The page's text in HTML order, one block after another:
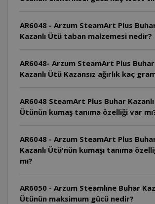
AR6048 - Arzum SteamArt Plus
Kazanlı Ütü taban malzemesi nedir?
AR6048- Arzum SteamArt Plus Buhar
Kazanlı Ütü Kazansız ağırlık kaç
AR6048 SteamArt Plus Buhar Kazanlı
Ütünün kumaş tanıma özelliği var
AR6048 - Arzum SteamArt Plus Buhar
Kazanlı Ütü'nün kumaşı tanıma
mı?
AR6050 - Arzum Steamlıne Buhar
Ütünün maksimum gücü nedir?